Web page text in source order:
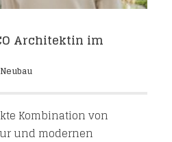
Architektin im
Neubau
Kombination von
und modernen